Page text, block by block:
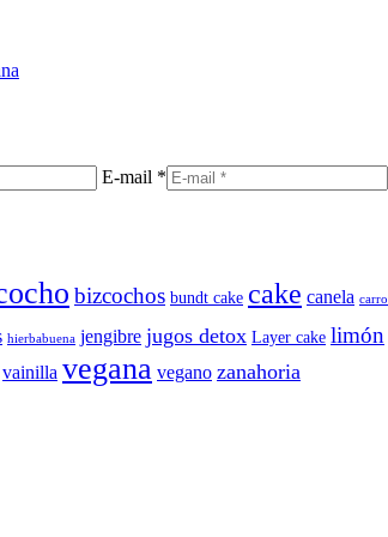
E-mail *
bizcochos bundt cake cake canela
hierbabuena jengibre jugos detox Layer cake limón
vainilla vegana vegano zanahoria